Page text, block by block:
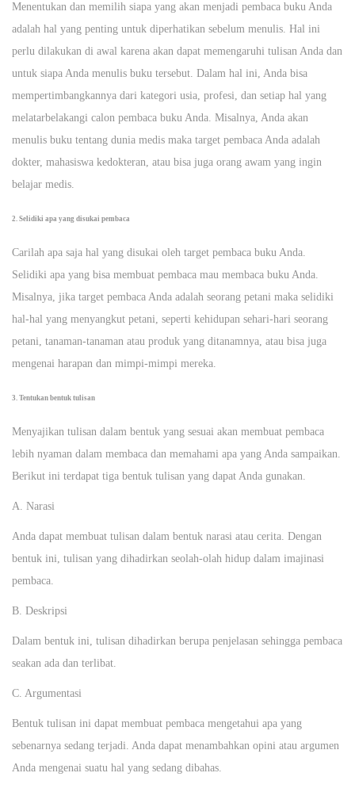
Menentukan dan memilih siapa yang akan menjadi pembaca buku Anda
adalah hal yang penting untuk diperhatikan sebelum menulis. Hal ini
perlu dilakukan di awal karena akan dapat memengaruhi tulisan Anda dan
untuk siapa Anda menulis buku tersebut. Dalam hal ini, Anda bisa
mempertimbangkannya dari kategori usia, profesi, dan setiap hal yang
melatarbelakangi calon pembaca buku Anda. Misalnya, Anda akan
menulis buku tentang dunia medis maka target pembaca Anda adalah
dokter, mahasiswa kedokteran, atau bisa juga orang awam yang ingin
belajar medis.
2. Selidiki apa yang disukai pembaca
Carilah apa saja hal yang disukai oleh target pembaca buku Anda.
Selidiki apa yang bisa membuat pembaca mau membaca buku Anda.
Misalnya, jika target pembaca Anda adalah seorang petani maka selidiki
hal-hal yang menyangkut petani, seperti kehidupan sehari-hari seorang
petani, tanaman-tanaman atau produk yang ditanamnya, atau bisa juga
mengenai harapan dan mimpi-mimpi mereka.
3. Tentukan bentuk tulisan
Menyajikan tulisan dalam bentuk yang sesuai akan membuat pembaca
lebih nyaman dalam membaca dan memahami apa yang Anda sampaikan.
Berikut ini terdapat tiga bentuk tulisan yang dapat Anda gunakan.
A. Narasi
Anda dapat membuat tulisan dalam bentuk narasi atau cerita. Dengan
bentuk ini, tulisan yang dihadirkan seolah-olah hidup dalam imajinasi
pembaca.
B. Deskripsi
Dalam bentuk ini, tulisan dihadirkan berupa penjelasan sehingga pembaca
seakan ada dan terlibat.
C. Argumentasi
Bentuk tulisan ini dapat membuat pembaca mengetahui apa yang
sebenarnya sedang terjadi. Anda dapat menambahkan opini atau argumen
Anda mengenai suatu hal yang sedang dibahas.